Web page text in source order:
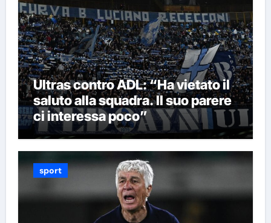
Ultras contro ADL: “Ha vietato il
saluto alla squadra. Il suo parere
ci interessa poco”
sport